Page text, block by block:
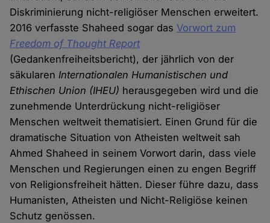
Diskriminierung nicht-religiöser Menschen erweitert.
2016 verfasste Shaheed sogar dasVorwort zum
Freedom of Thought Report
(Gedankenfreiheitsbericht), der jährlich von der
säkularenInternationalen Humanistischen und
Ethischen Union (IHEU) herausgegeben wird und die
zunehmende Unterdrückung nicht-religiöser
Menschen weltweit thematisiert. Einen Grund für die
dramatische Situation von Atheisten weltweit sah
Ahmed Shaheed in seinem Vorwort darin, dass viele
Menschen und Regierungen einen zu engen Begriff
von Religionsfreiheit hätten. Dieser führe dazu, dass
Humanisten, Atheisten und Nicht-Religiöse keinen
Schutz genössen.